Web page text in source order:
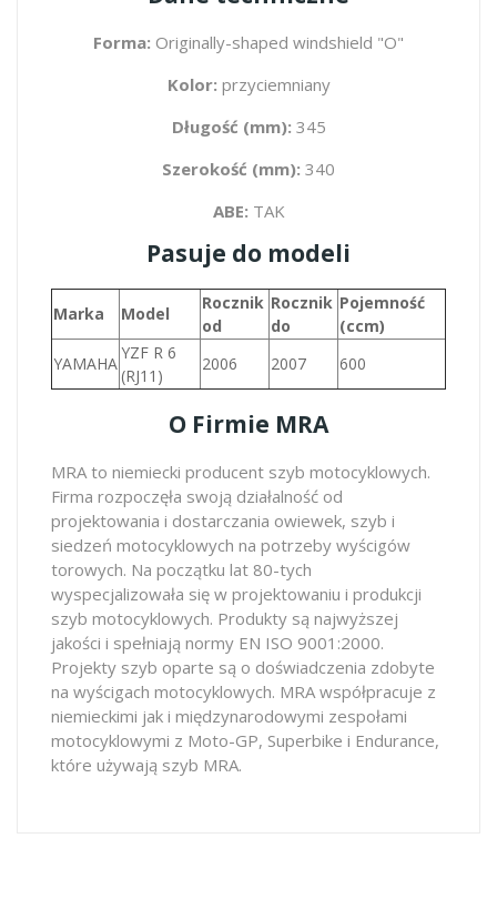
Forma: Originally-shaped windshield "O"
Kolor: przyciemniany
Długość (mm): 345
Szerokość (mm): 340
ABE: TAK
Pasuje do modeli
Marka Model
Rocznik
od
Rocznik
do
Pojemność
(ccm)
YAMAHA
YZF R 6
(RJ11)
2006 2007 600
O Firmie MRA
MRA to niemiecki producent szyb motocyklowych.
Firma rozpoczęła swoją działalność od
projektowania i dostarczania owiewek, szyb i
siedzeń motocyklowych na potrzeby wyścigów
torowych. Na początku lat 80-tych
wyspecjalizowała się w projektowaniu i produkcji
szyb motocyklowych. Produkty są najwyższej
jakości i spełniają normy EN ISO 9001:2000.
Projekty szyb oparte są o doświadczenia zdobyte
na wyścigach motocyklowych. MRA współpracuje z
niemieckimi jak i międzynarodowymi zespołami
motocyklowymi z Moto-GP, Superbike i Endurance,
które używają szyb MRA.